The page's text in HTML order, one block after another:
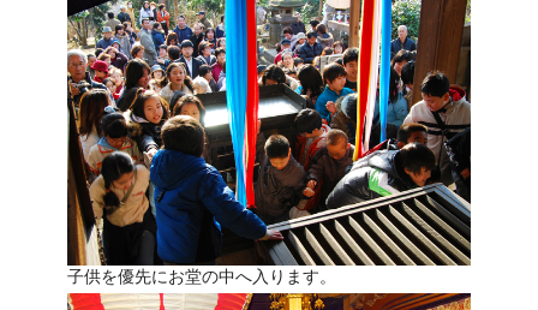
子供を優先にお堂の中へ入ります。